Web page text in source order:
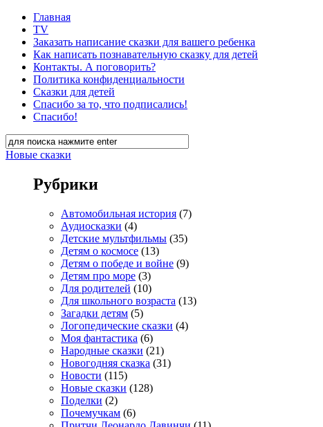
Главная
TV
Заказать написание сказки для вашего ребенка
Как написать познавательную сказку для детей
Контакты. А поговорить?
Политика конфиденциальности
Сказки для детей
Спасибо за то, что подписались!
Спасибо!
Новые сказки
Рубрики
Автомобильная история (7)
Аудиосказки (4)
Детские мультфильмы (35)
Детям о космосе (13)
Детям о победе и войне (9)
Детям про море (3)
Для родителей (10)
Для школьного возраста (13)
Загадки детям (5)
Логопедические сказки (4)
Моя фантастика (6)
Народные сказки (21)
Новогодняя сказка (31)
Новости (115)
Новые сказки (128)
Поделки (2)
Почемучкам (6)